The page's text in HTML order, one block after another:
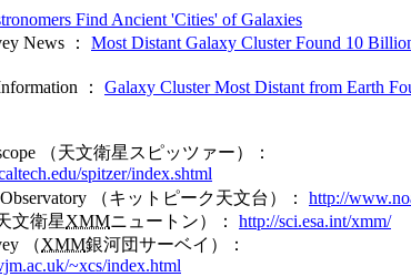
Find Ancient 'Cities' of Galaxies
News ： Most Distant Galaxy Cluster Found 10
： Galaxy Cluster Most Distant from Earth
（天文衛星スピッツァー）：
spitzer/index.shtml
（キットピーク天文台）： http://
文衛星XMMニュートン）： http://sci.esa.int/xmm/
（XMM銀河団サーベイ）：
~xcs/index.html